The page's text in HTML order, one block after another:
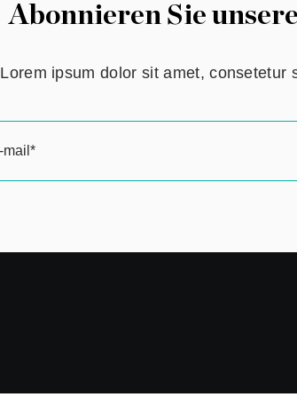
Abonnieren Sie
Lorem ipsum dolor sit amet, consetetur